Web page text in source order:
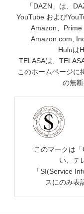
「DAZN」は、
YouTube および
Amazon、Prime
Amazon.com,
Huluは
TELASAは、
このホームページに
の無
このマークは
い、テ
「SI(Service
スにのみ表